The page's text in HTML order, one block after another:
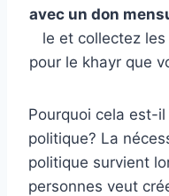
avec un don
le et collectez
pour le khayr que
Pourquoi cela est-
politique? La
politique survient
personnes veut